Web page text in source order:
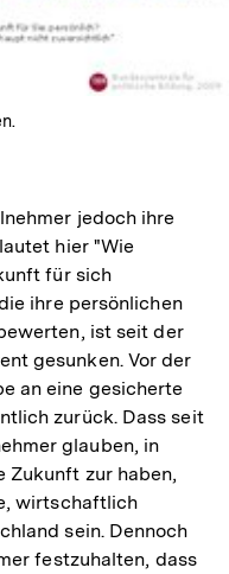
jedoch ihre
hier "Wie
für sich
ihre persönlichen
ist seit der
gesunken. Vor der
an eine gesicherte
zurück. Dass seit
glauben, in
Zukunft zur haben,
wirtschaftlich
sein. Dennoch
festzuhalten, dass